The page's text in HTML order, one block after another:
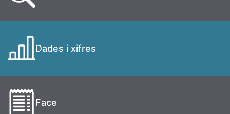
Dades i xifres
Face